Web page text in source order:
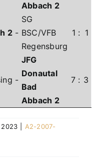
Abbach 2
2-
SG
BSC/VFB
Regensburg
1 : 1
-
JFG
Donautal
Bad
Abbach 2
7: 3
2023
A2-2007-